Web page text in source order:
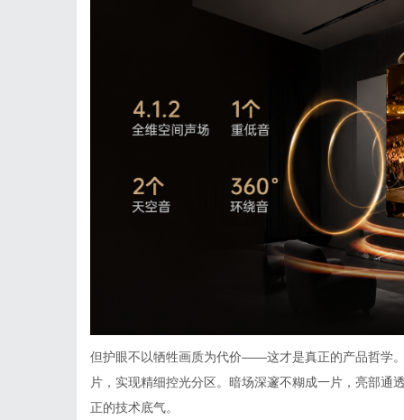
但护眼不以牺牲画质为代价——这才是真正的产品哲学
片，实现精细控光分区。暗场深邃不糊成一片，亮部通
正的技术底气。